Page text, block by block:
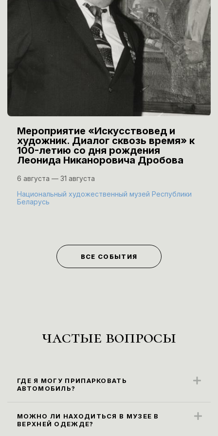
Мероприятие «Искусствовед и
художник. Диалог сквозь время» к
100-летию со дня рождения
Леонида Никаноровича Дробова
6 августа — 31 августа
Национальный художественный музей Республики
Беларусь
ВСЕ СОБЫТИЯ
частые вопросы
ГДЕ Я МОГУ ПРИПАРКОВАТЬ
АВТОМОБИЛЬ?
находятся вдоль ул. Карла Маркса
(парковка платная).
МОЖНО ЛИ НАХОДИТЬСЯ В МУЗЕЕ В
ВЕРХНЕЙ ОДЕЖДЕ?